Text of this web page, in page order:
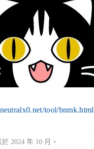
tool/bnmk.html
2024 年 10 月。